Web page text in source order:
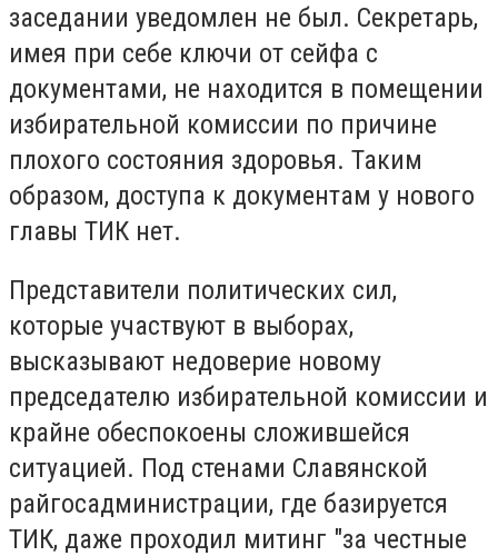
заседании уведомлен не был. Секретарь,
имея при себе ключи от сейфа с
документами, не находится в помещении
избирательной комиссии по причине
плохого состояния здоровья. Таким
образом, доступа к документам у нового
главы ТИК нет.
Представители политических сил,
которые участвуют в выборах,
высказывают недоверие новому
председателю избирательной комиссии и
крайне обеспокоены сложившейся
ситуацией. Под стенами Славянской
райгосадминистрации, где базируется
ТИК, даже проходил митинг "за честные